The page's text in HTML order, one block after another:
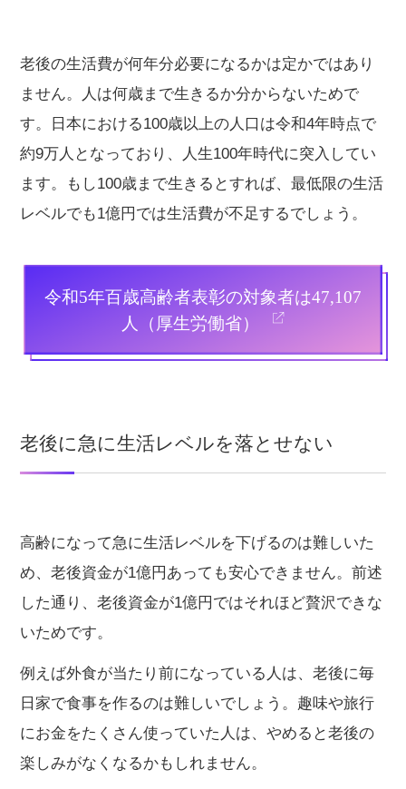
老後の生活費が何年分必要になるかは定かではあり
ません。人は何歳まで生きるか分からないためで
す。日本における100歳以上の人口は令和4年時点で
約9万人となっており、人生100年時代に突入してい
ます。もし100歳まで生きるとすれば、最低限の生活
レベルでも1億円では生活費が不足するでしょう。
令和5年百歳高齢者表彰の対象者は47,107
人（厚生労働省）
老後に急に生活レベルを落とせない
高齢になって急に生活レベルを下げるのは難しいた
め、老後資金が1億円あっても安心できません。前述
した通り、老後資金が1億円ではそれほど贅沢できな
いためです。
例えば外食が当たり前になっている人は、老後に毎
日家で食事を作るのは難しいでしょう。趣味や旅行
にお金をたくさん使っていた人は、やめると老後の
楽しみがなくなるかもしれません。